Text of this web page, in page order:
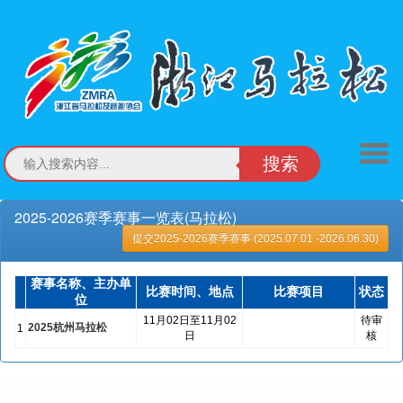
搜索
2025-2026赛季赛事一览表(马拉松)
提交2025-2026赛季赛事 (2025.07.01 -2026.06.30)
赛事名称、主办单
位
比赛时间、地点 比赛项目 状态
1 2025杭州马拉松
11月02日至11月02
日
待审
核